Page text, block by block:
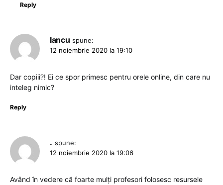
Reply
Iancu spune:
12 noiembrie 2020 la 19:10
Dar copiii?! Ei ce spor primesc pentru orele online, din care nu
inteleg nimic?
Reply
. spune:
12 noiembrie 2020 la 19:06
Având în vedere că foarte mulți profesori folosesc resursele